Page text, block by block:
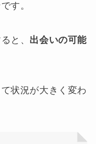
す。
と、 出会いの可能
状況が大きく変わ